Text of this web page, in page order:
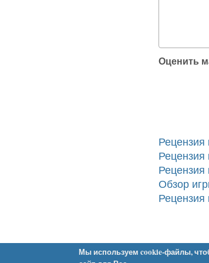
Оценить
Рецензия
Рецензия
Рецензия
Обзор
Рецензия
Main menu 2
Мы используем cookie-файлы,